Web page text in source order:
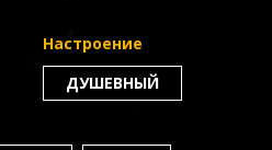
Настроение
ДУШЕВНЫЙ